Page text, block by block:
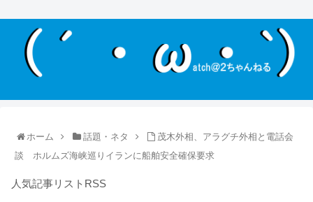
ホーム 話題・ネタ
茂木外相、アラグチ外相と電話会
談 ホルムズ海峡巡りイランに船舶安全確保要求
人気記事リストRSS